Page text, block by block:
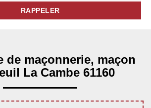
de maçonnerie, maçon
La Cambe 61160